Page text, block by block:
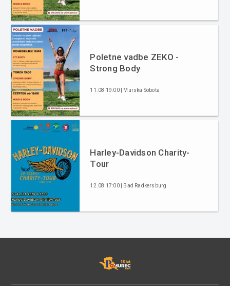
Poletne vadbe ZEKO -
Strong Body
11.08 19:00 | Murska Sobota
Harley-Davidson Charity-
Tour
12.08 17:00 | Bad Radkersburg